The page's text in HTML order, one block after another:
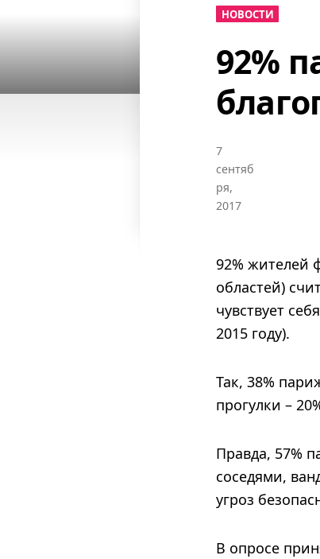
НОВОСТИ
92%
7
сентяб
ря,
2017
92% жителей
областей)
чувствует
2015 году).
Так, 38%
прогулки –
Правда, 57%
соседями,
угроз
В опросе